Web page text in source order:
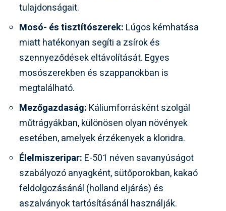
tulajdonságait.
Mosó- és tisztítószerek: Lúgos kémhatása
miatt hatékonyan segíti a zsírok és
szennyeződések eltávolítását. Egyes
mosószerekben és szappanokban is
megtalálható.
Mezőgazdaság: Káliumforrásként szolgál
műtrágyákban, különösen olyan növények
esetében, amelyek érzékenyek a kloridra.
Élelmiszeripar: E-501 néven savanyúságot
szabályozó anyagként, sütőporokban, kakaó
feldolgozásánál (holland eljárás) és
aszalványok tartósításánál használják.